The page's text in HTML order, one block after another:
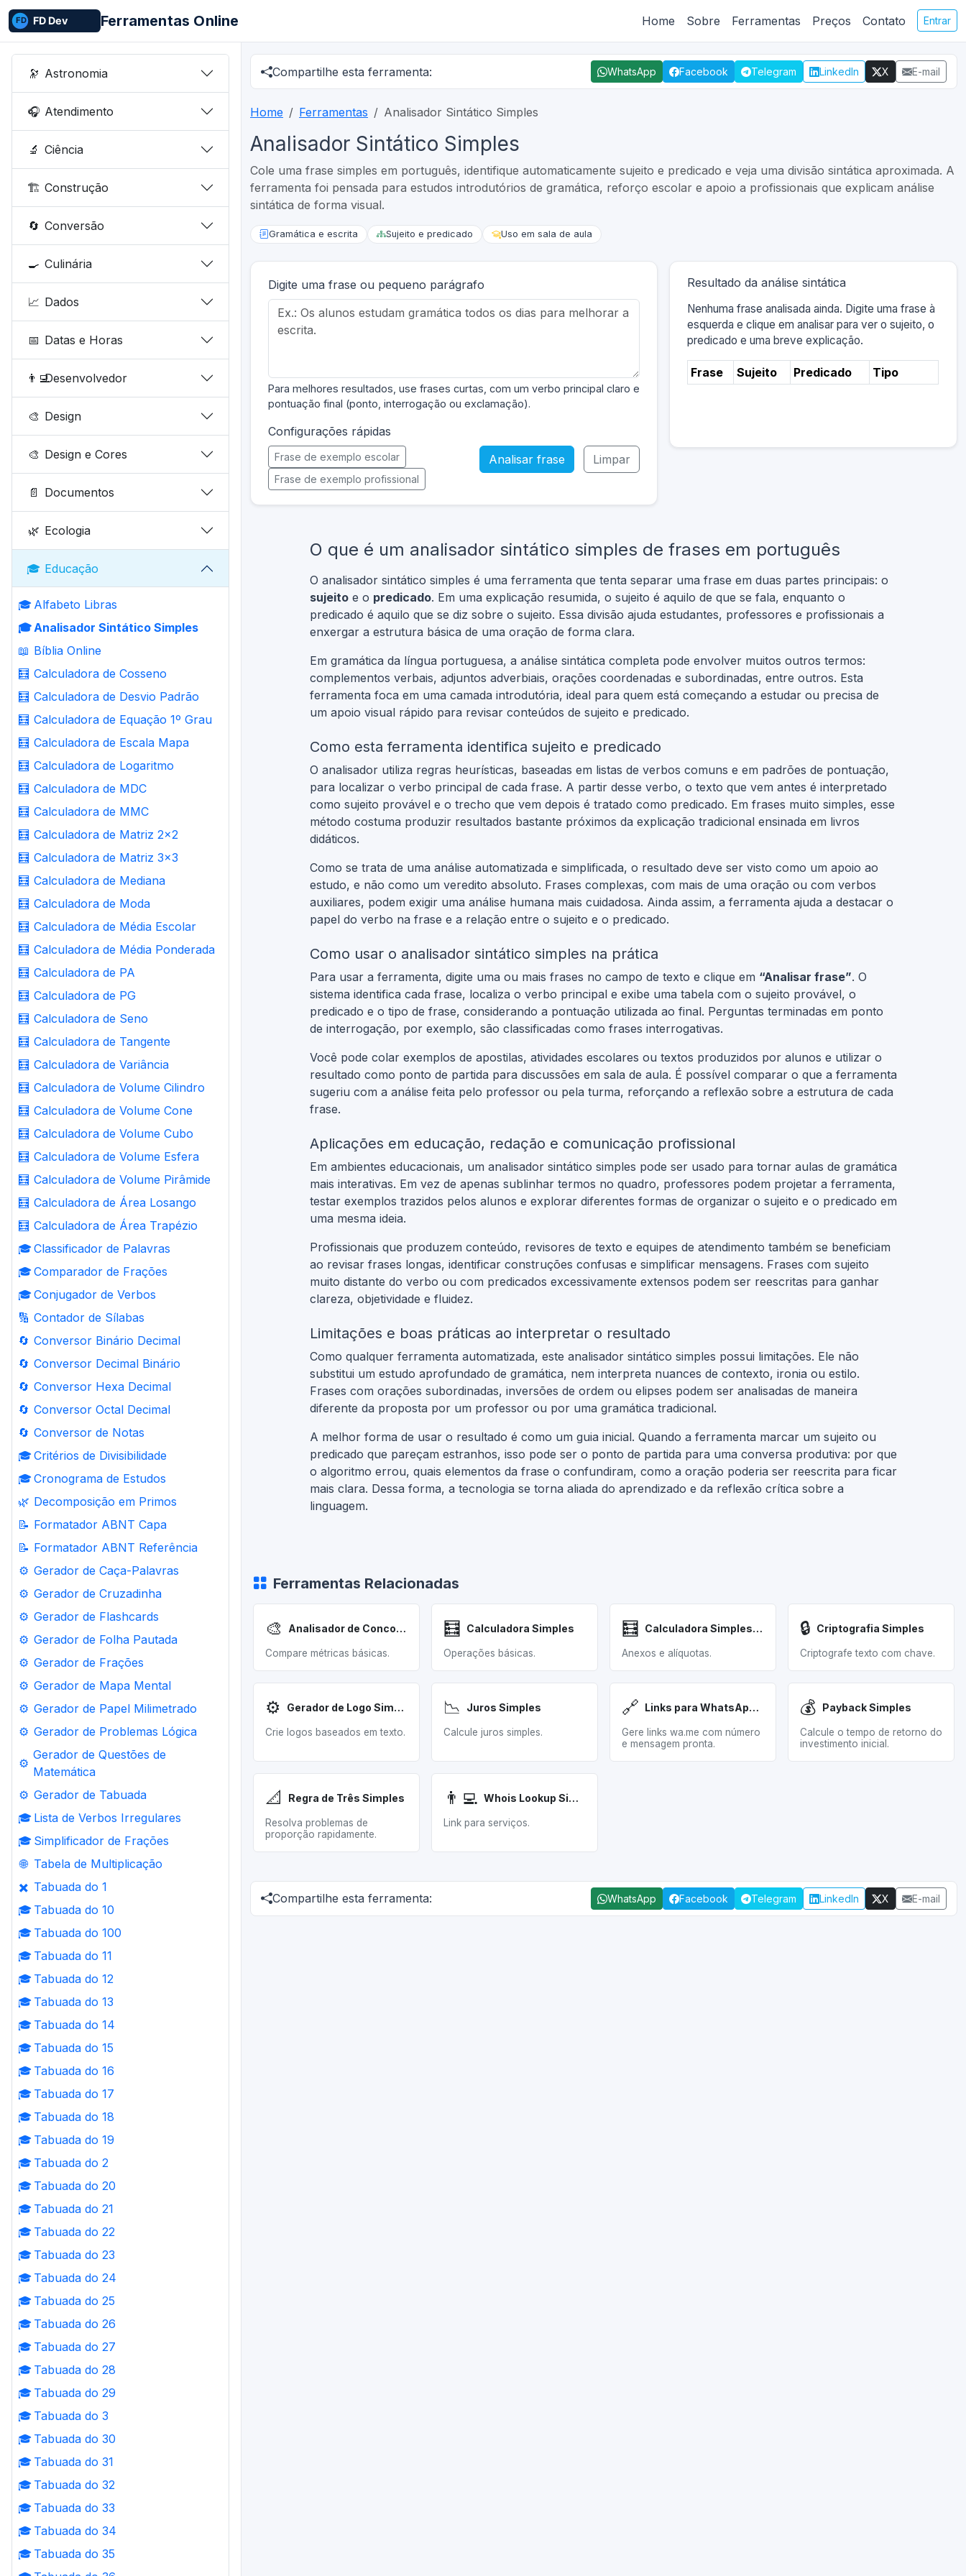
Ferramentas Online Home Sobre Ferramentas Preços Contato Entrar
🔭 Astronomia
🎧 Atendimento
🔬 Ciência
🏗️ Construção
🔄 Conversão
🍳 Culinária
📈 Dados
📅 Datas e Horas
👨‍💻Desenvolvedor
🎨 Design
🎨 Design e Cores
📄 Documentos
🌿 Ecologia
🎓 Educação
🎓 Alfabeto Libras
🎓Analisador Sintático Simples
📖 Bíblia Online
🧮 Calculadora de Cosseno
🧮 Calculadora de Desvio Padrão
🧮 Calculadora de Equação 1º Grau
🧮 Calculadora de Escala Mapa
🧮 Calculadora de Logaritmo
🧮 Calculadora de MDC
🧮 Calculadora de MMC
🧮 Calculadora de Matriz 2x2
🧮 Calculadora de Matriz 3x3
🧮 Calculadora de Mediana
🧮 Calculadora de Moda
🧮 Calculadora de Média Escolar
🧮 Calculadora de Média Ponderada
🧮 Calculadora de PA
🧮 Calculadora de PG
🧮 Calculadora de Seno
🧮 Calculadora de Tangente
🧮 Calculadora de Variância
🧮 Calculadora de Volume Cilindro
🧮 Calculadora de Volume Cone
🧮 Calculadora de Volume Cubo
🧮 Calculadora de Volume Esfera
🧮 Calculadora de Volume Pirâmide
🧮 Calculadora de Área Losango
🧮 Calculadora de Área Trapézio
🎓Classificador de Palavras
🎓Comparador de Frações
🎓Conjugador de Verbos
🔢 Contador de Sílabas
🔄 Conversor Binário Decimal
🔄 Conversor Decimal Binário
🔄 Conversor Hexa Decimal
🔄 Conversor Octal Decimal
🔄 Conversor de Notas
🎓Critérios de Divisibilidade
🎓Cronograma de Estudos
🌿 Decomposição em Primos
📝 Formatador ABNT Capa
📝 Formatador ABNT Referência
⚙️ Gerador de Caça-Palavras
⚙️ Gerador de Cruzadinha
⚙️ Gerador de Flashcards
⚙️ Gerador de Folha Pautada
⚙️ Gerador de Frações
⚙️ Gerador de Mapa Mental
⚙️ Gerador de Papel Milimetrado
⚙️ Gerador de Problemas Lógica
⚙️
Gerador de Questões de
Matemática
⚙️ Gerador de Tabuada
🎓 Lista de Verbos Irregulares
🎓 Simplificador de Frações
🌐 Tabela de Multiplicação
✖️ Tabuada do 1
🎓 Tabuada do 10
🎓 Tabuada do 100
🎓 Tabuada do 11
🎓 Tabuada do 12
🎓 Tabuada do 13
🎓 Tabuada do 14
🎓 Tabuada do 15
🎓 Tabuada do 16
🎓 Tabuada do 17
🎓 Tabuada do 18
🎓 Tabuada do 19
🎓 Tabuada do 2
🎓 Tabuada do 20
🎓 Tabuada do 21
🎓 Tabuada do 22
🎓 Tabuada do 23
🎓 Tabuada do 24
🎓 Tabuada do 25
🎓 Tabuada do 26
🎓 Tabuada do 27
🎓 Tabuada do 28
🎓 Tabuada do 29
🎓 Tabuada do 3
🎓 Tabuada do 30
🎓 Tabuada do 31
🎓 Tabuada do 32
🎓 Tabuada do 33
🎓 Tabuada do 34
🎓 Tabuada do 35
Compartilhe esta ferramenta: WhatsApp Facebook Telegram LinkedIn X E-mail
Home Ferramentas Analisador Sintático Simples
Analisador Sintático Simples
Cole uma frase simples em português, identifique automaticamente sujeito e predicado e veja uma divisão sintática aproximada. A
ferramenta foi pensada para estudos introdutórios de gramática, reforço escolar e apoio a profissionais que explicam análise
sintática de forma visual.
Gramática e escrita Sujeito e predicado Uso em sala de aula
Digite uma frase ou pequeno parágrafo
Para melhores resultados, use frases curtas, com um verbo principal claro e
pontuação final (ponto, interrogação ou exclamação).
Configurações rápidas
Frase de exemplo escolar
Frase de exemplo profissional
Analisar frase Limpar
Resultado da análise sintática
Nenhuma frase analisada ainda. Digite uma frase à
esquerda e clique em analisar para ver o sujeito, o
predicado e uma breve explicação.
Frase Sujeito Predicado Tipo
O que é um analisador sintático simples de frases em português
O analisador sintático simples é uma ferramenta que tenta separar uma frase em duas partes principais: o
sujeito e o predicado. Em uma explicação resumida, o sujeito é aquilo de que se fala, enquanto o
predicado é aquilo que se diz sobre o sujeito. Essa divisão ajuda estudantes, professores e profissionais a
enxergar a estrutura básica de uma oração de forma clara.
Em gramática da língua portuguesa, a análise sintática completa pode envolver muitos outros termos:
complementos verbais, adjuntos adverbiais, orações coordenadas e subordinadas, entre outros. Esta
ferramenta foca em uma camada introdutória, ideal para quem está começando a estudar ou precisa de
um apoio visual rápido para revisar conteúdos de sujeito e predicado.
Como esta ferramenta identifica sujeito e predicado
O analisador utiliza regras heurísticas, baseadas em listas de verbos comuns e em padrões de pontuação,
para localizar o verbo principal de cada frase. A partir desse verbo, o texto que vem antes é interpretado
como sujeito provável e o trecho que vem depois é tratado como predicado. Em frases muito simples, esse
método costuma produzir resultados bastante próximos da explicação tradicional ensinada em livros
didáticos.
Como se trata de uma análise automatizada e simplificada, o resultado deve ser visto como um apoio ao
estudo, e não como um veredito absoluto. Frases complexas, com mais de uma oração ou com verbos
auxiliares, podem exigir uma análise humana mais cuidadosa. Ainda assim, a ferramenta ajuda a destacar o
papel do verbo na frase e a relação entre o sujeito e o predicado.
Como usar o analisador sintático simples na prática
Para usar a ferramenta, digite uma ou mais frases no campo de texto e clique em “Analisar frase”. O
sistema identifica cada frase, localiza o verbo principal e exibe uma tabela com o sujeito provável, o
predicado e o tipo de frase, considerando a pontuação utilizada ao final. Perguntas terminadas em ponto
de interrogação, por exemplo, são classificadas como frases interrogativas.
Você pode colar exemplos de apostilas, atividades escolares ou textos produzidos por alunos e utilizar o
resultado como ponto de partida para discussões em sala de aula. É possível comparar o que a ferramenta
sugeriu com a análise feita pelo professor ou pela turma, reforçando a reflexão sobre a estrutura de cada
frase.
Aplicações em educação, redação e comunicação profissional
Em ambientes educacionais, um analisador sintático simples pode ser usado para tornar aulas de gramática
mais interativas. Em vez de apenas sublinhar termos no quadro, professores podem projetar a ferramenta,
testar exemplos trazidos pelos alunos e explorar diferentes formas de organizar o sujeito e o predicado em
uma mesma ideia.
Profissionais que produzem conteúdo, revisores de texto e equipes de atendimento também se beneficiam
ao revisar frases longas, identificar construções confusas e simplificar mensagens. Frases com sujeito
muito distante do verbo ou com predicados excessivamente extensos podem ser reescritas para ganhar
clareza, objetividade e fluidez.
Limitações e boas práticas ao interpretar o resultado
Como qualquer ferramenta automatizada, este analisador sintático simples possui limitações. Ele não
substitui um estudo aprofundado de gramática, nem interpreta nuances de contexto, ironia ou estilo.
Frases com orações subordinadas, inversões de ordem ou elipses podem ser analisadas de maneira
diferente da proposta por um professor ou por uma gramática tradicional.
A melhor forma de usar o resultado é como um guia inicial. Quando a ferramenta marcar um sujeito ou
predicado que pareçam estranhos, isso pode ser o ponto de partida para uma conversa produtiva: por que
o algoritmo errou, quais elementos da frase o confundiram, como a oração poderia ser reescrita para ficar
mais clara. Dessa forma, a tecnologia se torna aliada do aprendizado e da reflexão crítica sobre a
linguagem.
Ferramentas Relacionadas
🎨 Analisador de Concorrente
Compare métricas básicas.
🧮 Calculadora Simples
Operações básicas.
🧮 Calculadora Simples Nacional
Anexos e alíquotas.
🔒 Criptografia Simples
Criptografe texto com chave.
⚙️ Gerador de Logo Simples
Crie logos baseados em texto.
📉 Juros Simples
Calcule juros simples.
🔗 Links para WhatsApp (Simples)
Gere links wa.me com número
e mensagem pronta.
💰 Payback Simples
Calcule o tempo de retorno do
investimento inicial.
📐 Regra de Três Simples
Resolva problemas de
proporção rapidamente.
👨‍💻 Whois Lookup Simples
Link para serviços.
Compartilhe esta ferramenta: WhatsApp Facebook Telegram LinkedIn X E-mail